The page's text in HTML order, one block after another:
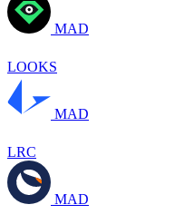
MAD
LOOKS
MAD
LRC
MAD